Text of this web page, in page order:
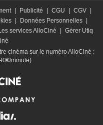
Publicité CGU CGV
Données Personnelles
services AlloCiné
Gérer Utiq
cinéma sur le numéro AlloCiné :
minute)